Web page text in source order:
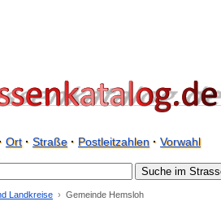
Ort· Straße· Postleitzahlen· Vorwahl
Landkreise Gemeinde Hemsloh